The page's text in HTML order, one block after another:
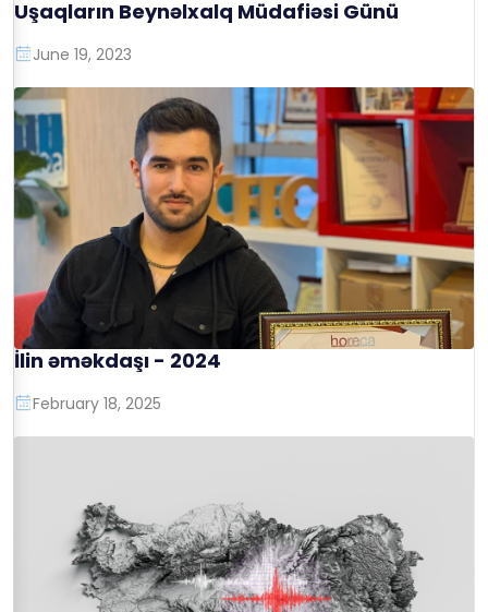
Uşaqların Beynəlxalq Müdafiəsi Günü
June 19, 2023
İlin əməkdaşı - 2024
February 18, 2025